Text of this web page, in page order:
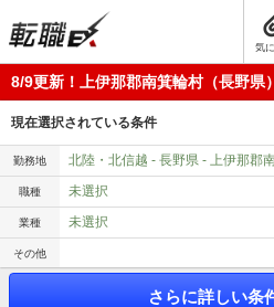
気
8/9更新！上伊那郡南箕輪村（長野
現在選択されている条件
勤務地 北陸・北信越 - 長野県 - 上伊那郡
職種 未選択
業種 未選択
その他
さらに詳しい条